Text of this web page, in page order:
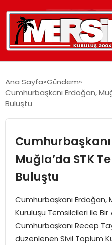
YAŞAM
EĞITIM
SPOR
EKONOMI
Ana Sayfa Gündem
Cumhurbaşkanı Erdoğan,
Buluştu
Muğla’da STK
Buluştu
Cumhurbaşkanı Erdoğan,
Kuruluşu Temsilcileri ile Bir
Cumhurbaşkanı Recep
düzenlenen Sivil Toplum